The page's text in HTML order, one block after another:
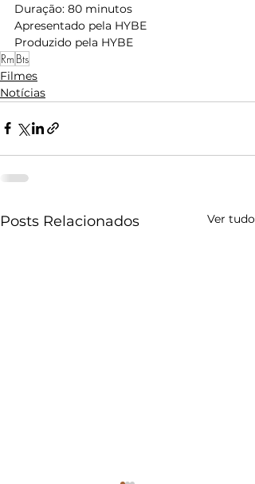
Duração: 80 minutos
Apresentado pela HYBE
Produzido pela HYBE
Rm Bts
Filmes
Notícias
Posts Relacionados Ver tudo